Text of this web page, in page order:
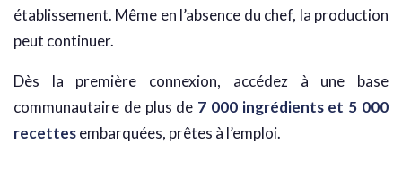
établissement. Même en l’absence du chef, la production
peut continuer.
Dès la première connexion, accédez à une base
communautaire de plus de 7 000 ingrédients et 5 000
recettesembarquées, prêtes à l’emploi.